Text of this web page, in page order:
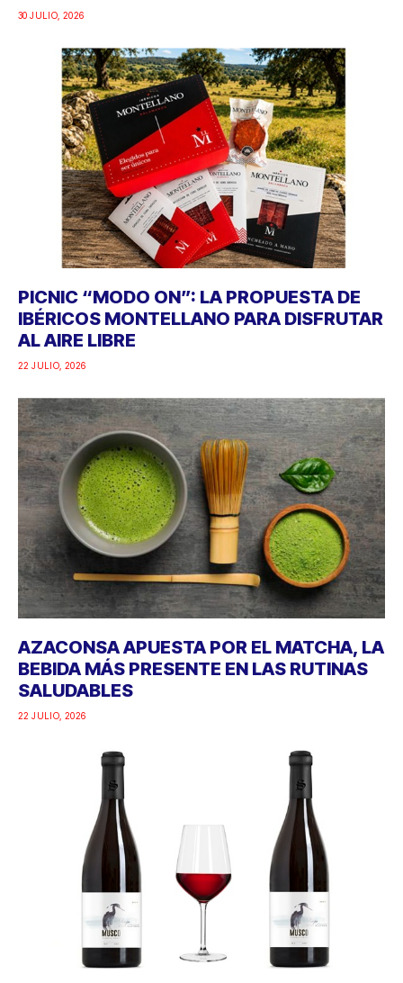
30 JULIO, 2026
PICNIC “MODO ON”: LA PROPUESTA DE
IBÉRICOS MONTELLANO PARA DISFRUTAR
AL AIRE LIBRE
22 JULIO, 2026
AZACONSA APUESTA POR EL MATCHA, LA
BEBIDA MÁS PRESENTE EN LAS RUTINAS
SALUDABLES
22 JULIO, 2026